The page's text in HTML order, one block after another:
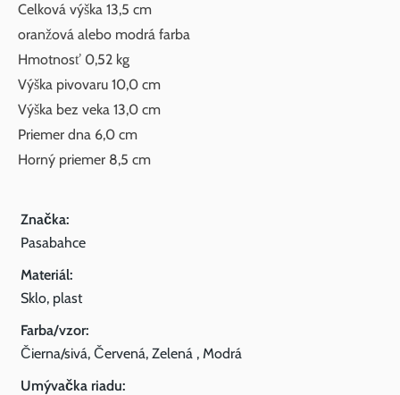
Celková výška 13,5 cm
oranžová alebo modrá farba
Hmotnosť 0,52 kg
Výška pivovaru 10,0 cm
Výška bez veka 13,0 cm
Priemer dna 6,0 cm
Horný priemer 8,5 cm
Značka:
Pasabahce
Materiál:
Sklo, plast
Farba/vzor:
Čierna/sivá, Červená, Zelená , Modrá
Umývačka riadu: